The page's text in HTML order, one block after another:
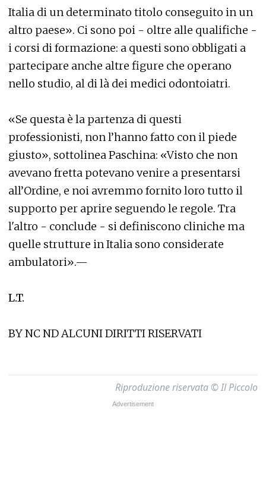
Italia di un determinato titolo conseguito in un
altro paese». Ci sono poi - oltre alle qualifiche -
i corsi di formazione: a questi sono obbligati a
partecipare anche altre figure che operano
nello studio, al di là dei medici odontoiatri.
«Se questa è la partenza di questi
professionisti, non l’hanno fatto con il piede
giusto», sottolinea Paschina: «Visto che non
avevano fretta potevano venire a presentarsi
all’Ordine, e noi avremmo fornito loro tutto il
supporto per aprire seguendo le regole. Tra
l'altro - conclude - si definiscono cliniche ma
quelle strutture in Italia sono considerate
ambulatori».—
L.T.
BY NC ND ALCUNI DIRITTI RISERVATI
Riproduzione riservata © Il Piccolo